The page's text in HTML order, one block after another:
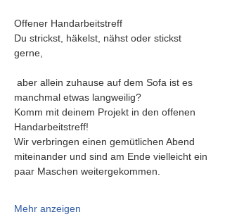
Offener Handarbeitstreff
Du strickst, häkelst, nähst oder stickst
gerne,
manchmal etwas langweilig?
Komm mit deinem Projekt in den offenen
Handarbeitstreff!
Wir verbringen einen gemütlichen Abend
miteinander und sind am Ende vielleicht ein
paar Maschen weitergekommen.
Mehr anzeigen